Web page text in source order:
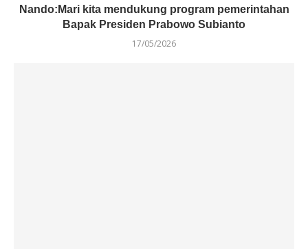
Nando:Mari kita mendukung program pemerintahan
Bapak Presiden Prabowo Subianto
17/05/2026